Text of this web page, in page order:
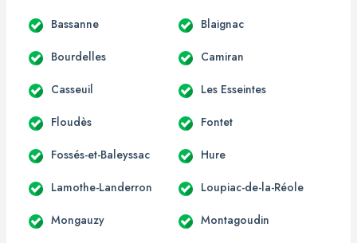
Bassanne Blaignac
Bourdelles Camiran
Casseuil Les Esseintes
Floudès Fontet
Fossés-et-Baleyssac Hure
Lamothe-Landerron Loupiac-de-la-Réole
Mongauzy Montagoudin